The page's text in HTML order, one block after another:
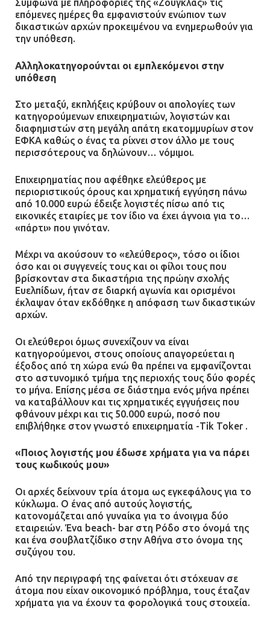
Ομάδα ατόμων επιτέθηκε με
Άνω Λιόσια: Έριξαν τα ναρκωτικά
σε σκουπιδοφάγο για να μη τα βρει
η αστυνομία – Λογάριασαν χωρίς
τον ειδικό σκύλο
Βούλα: Κραυγή αγωνίας από
κατοίκους για την οδό Άρεως –
«Τρέχουν με 90 χλμ. μέσα στη
07.07.2026 | 09:48
Σύμφωνα με πληροφορίες της «Ζούγκλας» τις
επόμενες ημέρες θα εμφανιστούν ενώπιον των
δικαστικών αρχών προκειμένου να ενημερωθούν για
την υπόθεση.
Αλληλοκατηγορούνται οι εμπλεκόμενοι στην
υπόθεση
Στο μεταξύ, εκπλήξεις κρύβουν οι απολογίες των
κατηγορούμενων επιχειρηματιών, λογιστών και
διαφημιστών στη μεγάλη απάτη εκατομμυρίων στον
ΕΦΚΑ καθώς ο ένας τα ρίχνει στον άλλο με τους
περισσότερους να δηλώνουν… νόμιμοι.
Επιχειρηματίας που αφέθηκε ελεύθερος με
περιοριστικούς όρους και χρηματική εγγύηση πάνω
από 10.000 ευρώ έδειξε λογιστές πίσω από τις
εικονικές εταιρίες με τον ίδιο να έχει άγνοια για το…
«πάρτι» που γινόταν.
Μέχρι να ακούσουν το «ελεύθερος», τόσο οι ίδιοι
όσο και οι συγγενείς τους και οι φίλοι τους που
βρίσκονταν στα δικαστήρια της πρώην σχολής
Ευελπίδων, ήταν σε διαρκή αγωνία και ορισμένοι
έκλαψαν όταν εκδόθηκε η απόφαση των δικαστικών
αρχών.
Οι ελεύθεροι όμως συνεχίζουν να είναι
κατηγορούμενοι, στους οποίους απαγορεύεται η
έξοδος από τη χώρα ενώ θα πρέπει να εμφανίζονται
στο αστυνομικό τμήμα της περιοχής τους δύο φορές
το μήνα. Επίσης μέσα σε διάστημα ενός μήνα πρέπει
να καταβάλλουν και τις χρηματικές εγγυήσεις που
φθάνουν μέχρι και τις 50.000 ευρώ, ποσό που
επιβλήθηκε στον γνωστό επιχειρηματία -Tik Toker .
«Ποιος λογιστής μου έδωσε χρήματα για να πάρει
τους κωδικούς μου»
Οι αρχές δείχνουν τρία άτομα ως εγκεφάλους για το
κύκλωμα. Ο ένας από αυτούς λογιστής,
κατονομάζεται από γυναίκα για το άνοιγμα δύο
εταιρειών. Ένα beach- bar στη Ρόδο στο όνομά της
και ένα σουβλατζίδικο στην Αθήνα στο όνομα της
συζύγου του.
Από την περιγραφή της φαίνεται ότι στόχευαν σε
άτομα που είχαν οικονομικό πρόβλημα, τους έταζαν
χρήματα για να έχουν τα φορολογικά τους στοιχεία.